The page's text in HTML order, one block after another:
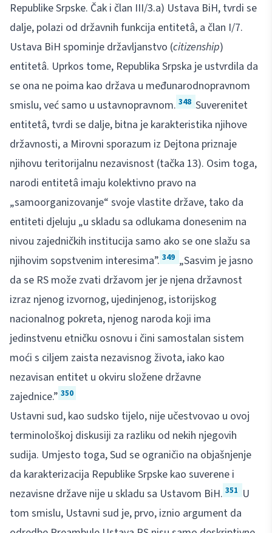
Republike Srpske. Čak i član III/3.a) Ustava BiH, tvrdi se
dalje, polazi od državnih funkcija entitetâ, a član I/7.
Ustava BiH spominje državljanstvo (citizenship)
entitetâ. Uprkos tome, Republika Srpska je ustvrdila da
se ona ne poima kao država u međunarodnopravnom
smislu, već samo u ustavnopravnom. 348 Suverenitet
entitetâ, tvrdi se dalje, bitna je karakteristika njihove
državnosti, a Mirovni sporazum iz Dejtona priznaje
njihovu teritorijalnu nezavisnost (tačka 13). Osim toga,
narodi entitetâ imaju kolektivno pravo na
„samoorganizovanje“ svoje vlastite države, tako da
entiteti djeluju „u skladu sa odlukama donesenim na
nivou zajedničkih institucija samo ako se one slažu sa
njihovim sopstvenim interesima”. 349 „Sasvim je jasno
da se RS može zvati državom jer je njena državnost
izraz njenog izvornog, ujedinjenog, istorijskog
nacionalnog pokreta, njenog naroda koji ima
jedinstvenu etničku osnovu i čini samostalan sistem
moći s ciljem zaista nezavisnog života, iako kao
nezavisan entitet u okviru složene državne
zajednice.” 350
Ustavni sud, kao sudsko tijelo, nije učestvovao u ovoj
terminološkoj diskusiji za razliku od nekih njegovih
sudija. Umjesto toga, Sud se ograničio na objašnjenje
da karakterizacija Republike Srpske kao suverene i
nezavisne države nije u skladu sa Ustavom BiH. 351 U
tom smislu, Ustavni sud je, prvo, iznio argument da